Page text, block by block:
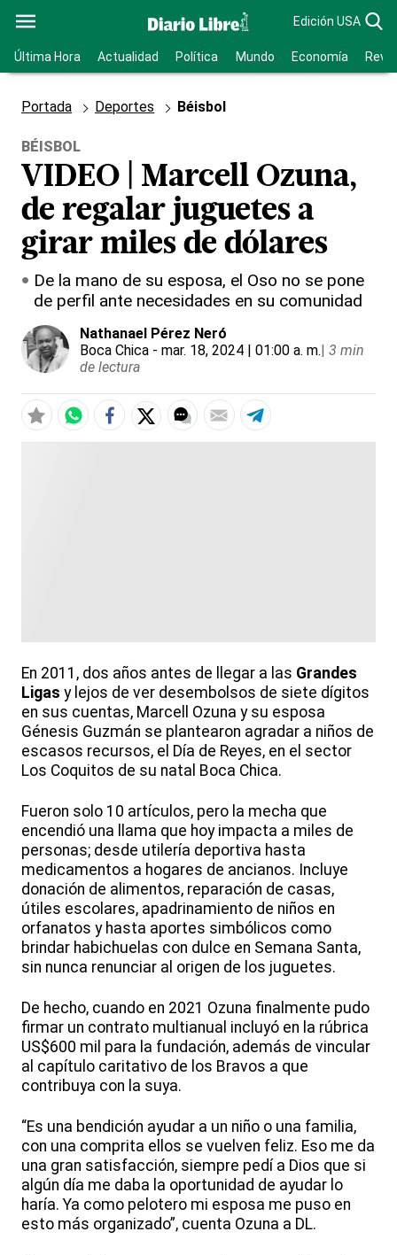
Edición USA
Última Hora Actualidad Política Mundo Economía
Portada Deportes Béisbol
BÉISBOL
VIDEO | Marcell Ozuna,
de regalar juguetes a
girar miles de dólares
De la mano de su esposa, el Oso no se pone
de perfil ante necesidades en su comunidad
Nathanael Pérez Neró
Boca Chica - mar. 18, 2024 | 01:00 a. m.| 3 min
de lectura
En 2011, dos años antes de llegar a las Grandes
Ligas y lejos de ver desembolsos de siete dígitos
en sus cuentas, Marcell Ozuna y su esposa
Génesis Guzmán se plantearon agradar a niños de
escasos recursos, el Día de Reyes, en el sector
Los Coquitos de su natal Boca Chica.
Fueron solo 10 artículos, pero la mecha que
encendió una llama que hoy impacta a miles de
personas; desde utilería deportiva hasta
medicamentos a hogares de ancianos. Incluye
donación de alimentos, reparación de casas,
útiles escolares, apadrinamiento de niños en
orfanatos y hasta aportes simbólicos como
brindar habichuelas con dulce en Semana Santa,
sin nunca renunciar al origen de los juguetes.
De hecho, cuando en 2021 Ozuna finalmente pudo
firmar un contrato multianual incluyó en la rúbrica
US$600 mil para la fundación, además de vincular
al capítulo caritativo de los Bravos a que
contribuya con la suya.
“Es una bendición ayudar a un niño o una familia,
con una comprita ellos se vuelven feliz. Eso me da
una gran satisfacción, siempre pedí a Dios que si
algún día me daba la oportunidad de ayudar lo
haría. Ya como pelotero mi esposa me puso en
esto más organizado”, cuenta Ozuna a DL.